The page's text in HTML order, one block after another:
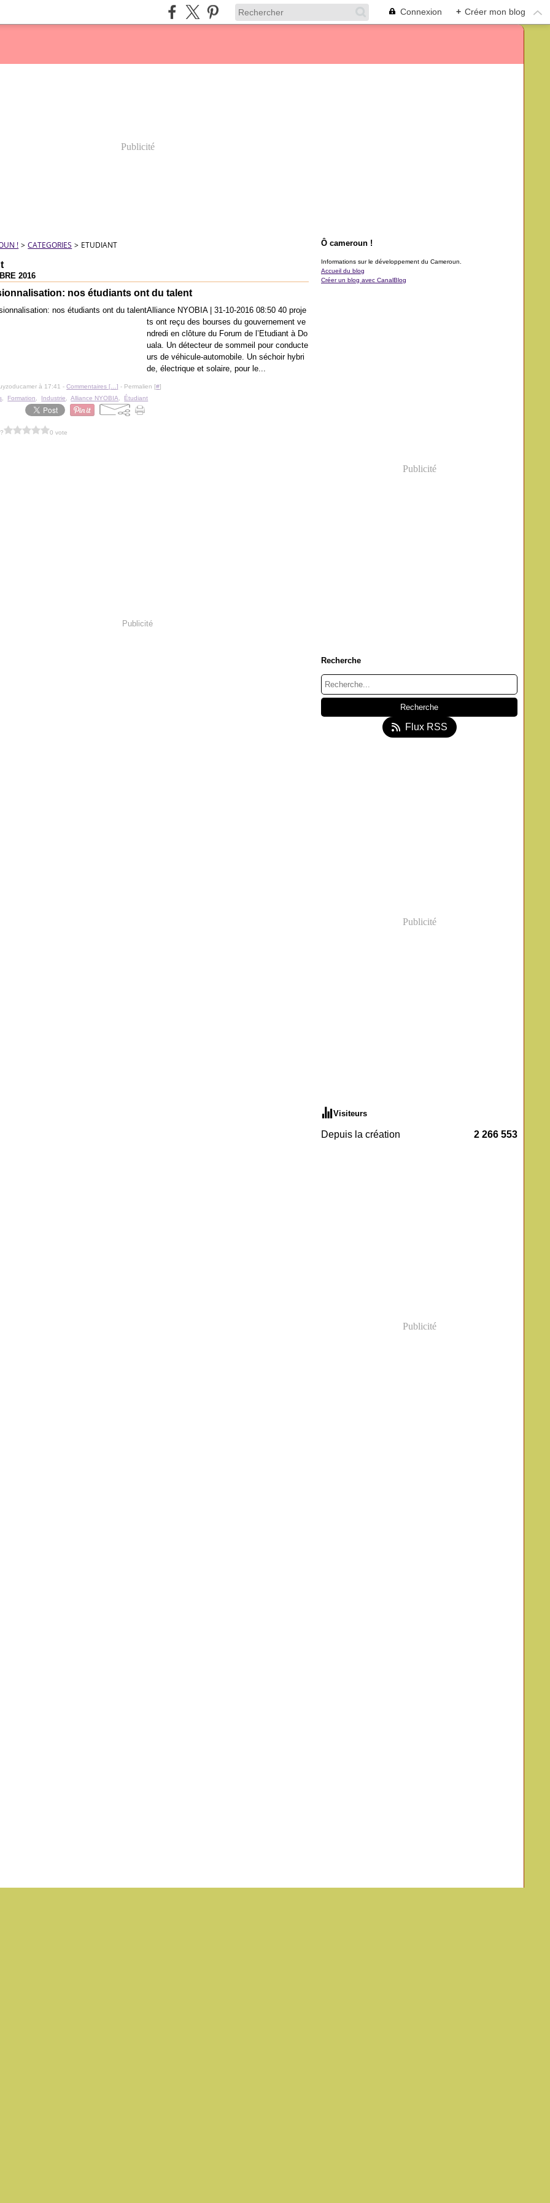
Connexion + Créer mon blog
Publicité
! > CATEGORIES > ETUDIANT
2016
nos étudiants ont du talent
Alliance NYOBIA | 31-10-2016 08:50 40 proje
ts ont reçu des bourses du gouvernement ve
ndredi en clôture du Forum de l’Etudiant à Do
uala. Un détecteur de sommeil pour conducte
urs de véhicule-automobile. Un séchoir hybri
de, électrique et solaire, pour le...
à 17:41 -Commentaires [ …] - Permalien [#]
Formation Industrie ,Alliance NYOBIA Étudiant
0 vote
Publicité
Ô cameroun !
Informations sur le développement du Cameroun.
Accueil du blog
Créer un blog avec CanalBlog
Publicité
Recherche
Flux RSS
Publicité
Visiteurs
Depuis la création 2 266 553
Publicité